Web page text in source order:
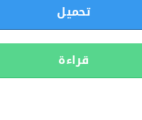
تحميل
قراءة